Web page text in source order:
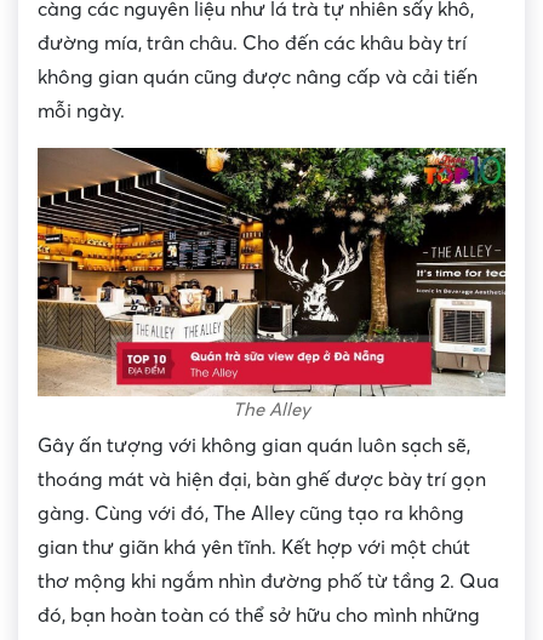
càng các nguyên liệu như lá trà tự nhiên sấy khô,
đường mía, trân châu. Cho đến các khâu bày trí
không gian quán cũng được nâng cấp và cải tiến
mỗi ngày.
The Alley
Gây ấn tượng với không gian quán luôn sạch sẽ,
thoáng mát và hiện đại, bàn ghế được bày trí gọn
gàng. Cùng với đó, The Alley cũng tạo ra không
gian thư giãn khá yên tĩnh. Kết hợp với một chút
thơ mộng khi ngắm nhìn đường phố từ tầng 2. Qua
đó, bạn hoàn toàn có thể sở hữu cho mình những